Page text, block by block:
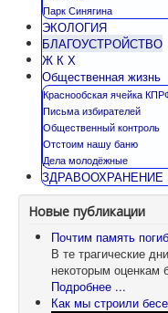
Парк Синягина
ЭКОЛОГИЯ
БЛАГОУСТРОЙСТВО
Ж К Х
Общественная жизнь
Краснообская ячейка
Письма избирателей
Общественный контроль
Отстоим нашу баню
Дела молодёжные
ЗДРАВООХРАНЕНИЕ
Новые публикации
Почтим память
В те трагические
некоторым
Подробнее ...
Как мы строили